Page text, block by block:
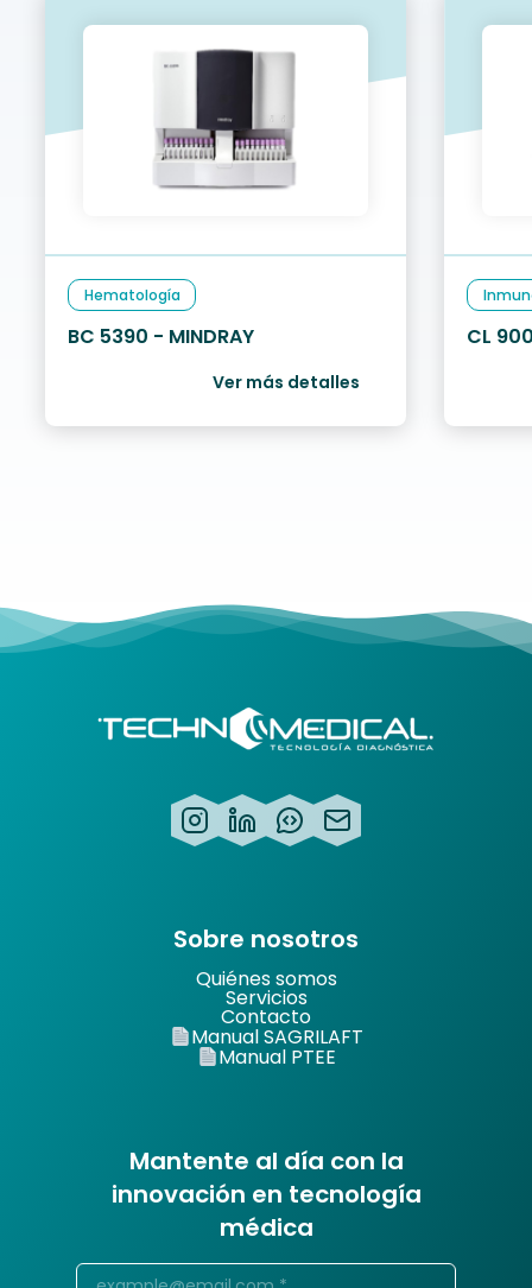
Hematología
BC 5390 - MINDRAY
Ver más detalles
CL
Sobre nosotros
Quiénes somos
Servicios
Contacto
Manual SAGRILAFT
Manual PTEE
Mantente al día con la
innovación en tecnología
médica